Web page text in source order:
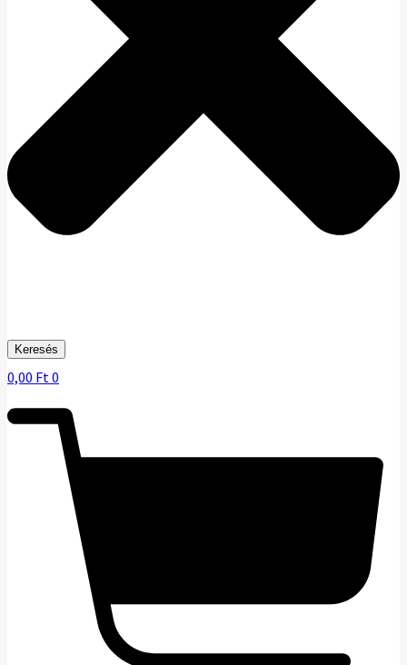
Keresés
0,00 Ft 0